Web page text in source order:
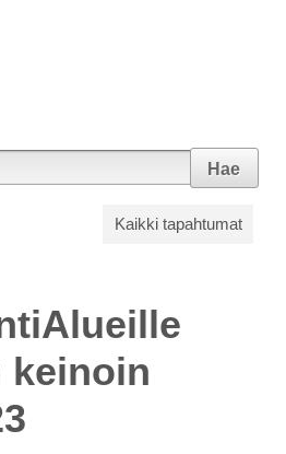
Hae
Kaikki tapahtumat
keinoin